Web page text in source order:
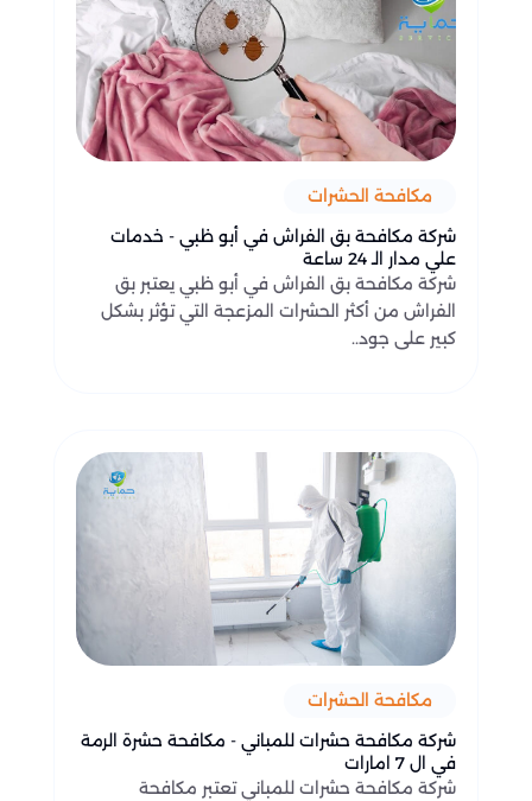
مكافحة الحشرات
شركة مكافحة بق الفراش في أبو ظبي - خدمات
علي مدار الـ 24 ساعة
شركة مكافحة بق الفراش في أبو ظبي يعتبر بق
الفراش من أكثر الحشرات المزعجة التي تؤثر بشكل
كبير على جود..
مكافحة الحشرات
شركة مكافحة حشرات للمباني - مكافحة حشرة الرمة
في ال 7 امارات
شركة مكافحة حشرات للمباني تعتبر مكافحة